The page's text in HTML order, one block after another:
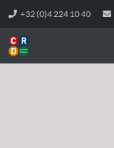
+32 (0)4 224 10 40